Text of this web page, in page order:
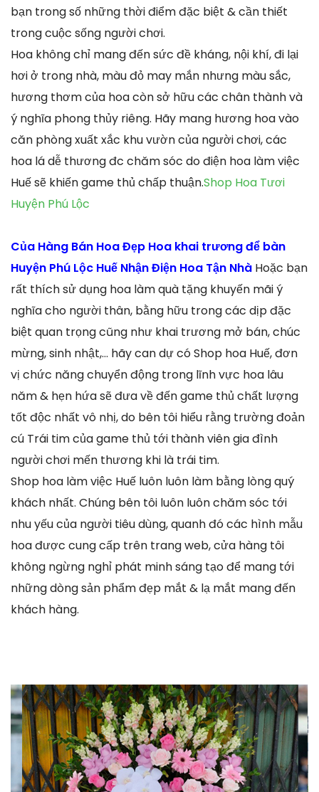
bạn trong số những thời điểm đặc biệt & cần thiết
trong cuộc sống người chơi.
Hoa không chỉ mang đến sức đề kháng, nội khí, đi lại
hơi ở trong nhà, màu đỏ may mắn nhưng màu sắc,
hương thơm của hoa còn sở hữu các chân thành và
ý nghĩa phong thủy riêng. Hãy mang hương hoa vào
căn phòng xuất xắc khu vườn của người chơi, các
hoa lá dễ thương đc chăm sóc do điện hoa làm việc
Huế sẽ khiến game thủ chấp thuận.Shop Hoa Tươi
Huyện Phú Lộc
Của Hàng Bán Hoa Đẹp Hoa khai trương để bàn
Huyện Phú Lộc Huế Nhận Điện Hoa Tận Nhà Hoặc bạn
rất thích sử dụng hoa làm quà tặng khuyến mãi ý
nghĩa cho người thân, bằng hữu trong các dịp đặc
biệt quan trọng cũng như khai trương mở bán, chúc
mừng, sinh nhật,… hãy can dự có Shop hoa Huế, đơn
vị chức năng chuyển động trong lĩnh vực hoa lâu
năm & hẹn hứa sẽ đưa về đến game thủ chất lượng
tốt độc nhất vô nhị, do bên tôi hiểu rằng trường đoản
cú Trái tim của game thủ tới thành viên gia đình
người chơi mến thương khi là trái tim.
Shop hoa làm việc Huế luôn luôn làm bằng lòng quý
khách nhất. Chúng bên tôi luôn luôn chăm sóc tới
nhu yếu của người tiêu dùng, quanh đó các hình mẫu
hoa được cung cấp trên trang web, cửa hàng tôi
không ngừng nghỉ phát minh sáng tạo để mang tới
những dòng sản phẩm đẹp mắt & lạ mắt mang đến
khách hàng.